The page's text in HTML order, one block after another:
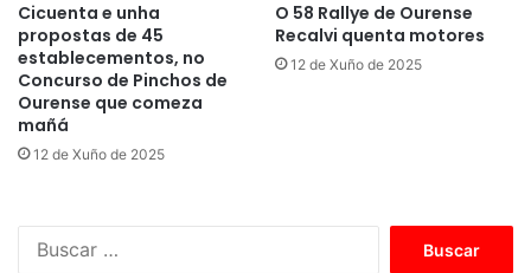
Cicuenta e unha
propostas de 45
establecementos, no
Concurso de Pinchos de
Ourense que comeza
mañá
12 de Xuño de 2025
O 58 Rallye de Ourense
Recalvi quenta motores
12 de Xuño de 2025